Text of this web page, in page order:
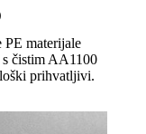
materijale
s čistim AA1100
prihvatljivi.